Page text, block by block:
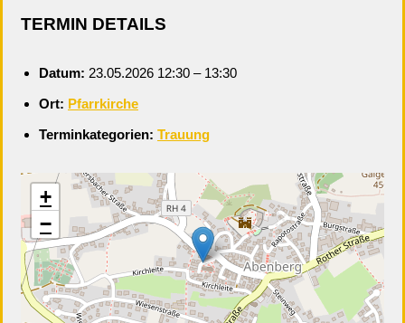
TERMIN DETAILS
Datum: 23.05.2026 12:30 – 13:30
Ort: Pfarrkirche
Terminkategorien: Trauung
+
−